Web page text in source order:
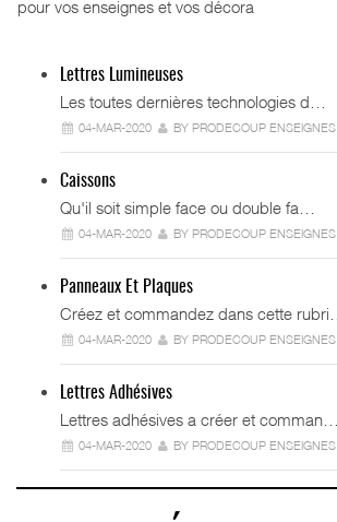
pour vos enseignes et vos décora
Lettres Lumineuses
Les toutes dernières technologies d…
04-MAR-2020 BY PRODECOUP ENSEIGNES
Caissons
Qu'il soit simple face ou double fa…
04-MAR-2020 BY PRODECOUP ENSEIGNES
Panneaux Et Plaques
Créez et commandez dans cette rubri…
04-MAR-2020 BY PRODECOUP ENSEIGNES
Lettres Adhésives
Lettres adhésives a créer et comman…
04-MAR-2020 BY PRODECOUP ENSEIGNES